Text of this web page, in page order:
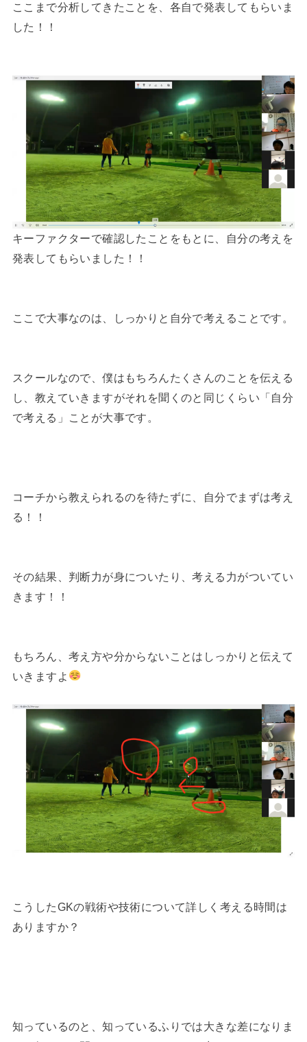
ここまで分析してきたことを、各自で発表してもらいま
した！！
キーファクターで確認したことをもとに、自分の考えを
発表してもらいました！！
ここで大事なのは、しっかりと自分で考えることです。
スクールなので、僕はもちろんたくさんのことを伝える
し、教えていきますがそれを聞くのと同じくらい「自分
で考える」ことが大事です。
コーチから教えられるのを待たずに、自分でまずは考え
る！！
その結果、判断力が身についたり、考える力がついてい
きます！！
もちろん、考え方や分からないことはしっかりと伝えて
いきますよ
こうしたGKの戦術や技術について詳しく考える時間は
ありますか？
知っているのと、知っているふりでは大きな差になりま